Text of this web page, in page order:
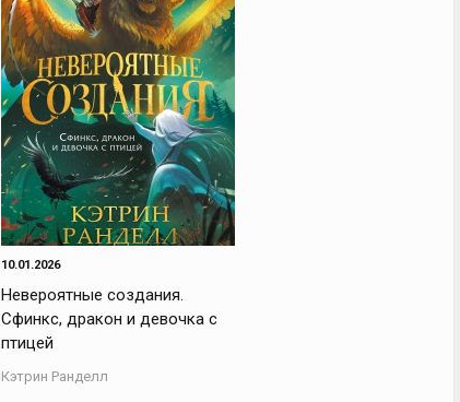
10.01.2026
Невероятные создания.
Сфинкс, дракон и девочка с
птицей
Кэтрин Ранделл